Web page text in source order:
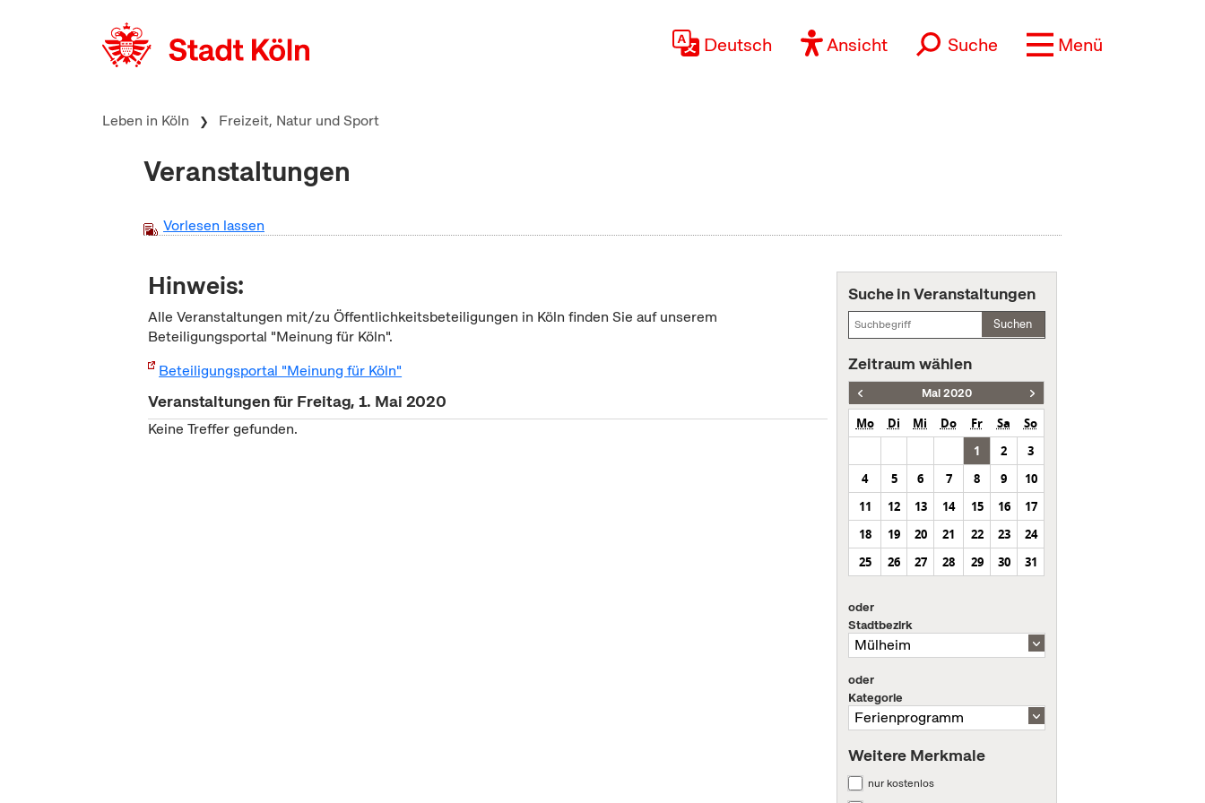
Deutsch Ansicht Suche Menü
Leben in Köln Freizeit, Natur und Sport
Veranstaltungen
Vorlesen lassen
Hinweis:
Alle Veranstaltungen mit/zu Öffentlichkeitsbeteiligungen in Köln finden Sie auf unserem
Beteiligungsportal "Meinung für Köln".
Beteiligungsportal "Meinung für Köln"
Veranstaltungen für Freitag, 1. Mai 2020
Keine Treffer gefunden.
Suche in Veranstaltungen
Suchen
Zeitraum wählen
Mai 2020
Mo Di Mi Do Fr Sa
So
1
2
3
4
5 6 7 8 9
10
11
12 13 14 15 16
17
18
19 20 21 22 23
24
25
26 27 28 29 30 31
oder
Stadtbezirk
oder
Kategorie
Weitere Merkmale
nur kostenlos